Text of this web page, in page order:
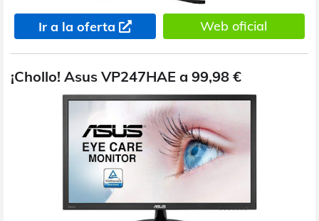
Ir a la oferta Web oficial
¡Chollo! Asus VP247HAE a 99,98 €